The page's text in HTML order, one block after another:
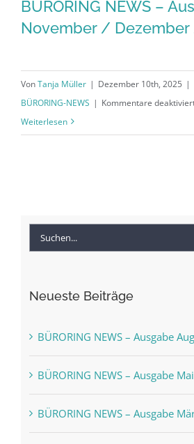
BÜRORING NEWS –
November / Dezember
VonTanja Müller | Dezember 10th, 2025 |
BÜRORING-NEWS | Kommentare
Weiterlesen
Suche
Neueste Beiträge
BÜRORING NEWS – Ausgabe
BÜRORING NEWS – Ausgabe
BÜRORING NEWS – Ausgabe